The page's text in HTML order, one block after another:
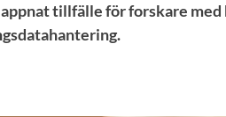
tillfälle för forskare